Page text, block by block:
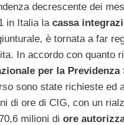
decrescente dei
in Italia la cassa
è tornata a far
In accordo con quanto
per la Previdenza
sono state richieste ed
di ore di CIG, con un
milioni di ore